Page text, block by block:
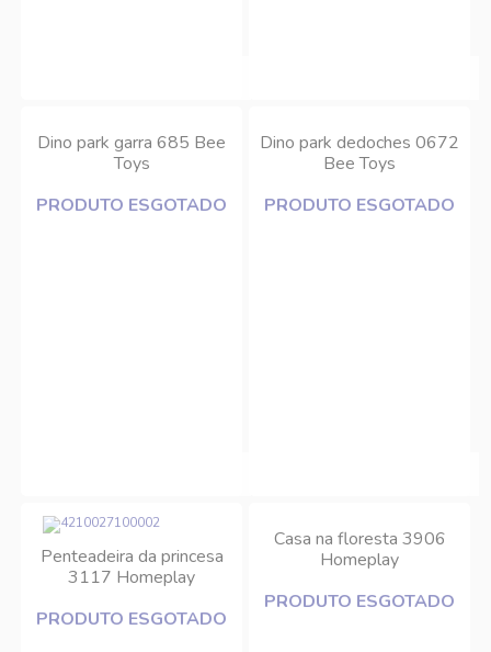
Dino park garra 685 Bee
Toys
PRODUTO ESGOTADO
Dino park dedoches 0672
Bee Toys
PRODUTO ESGOTADO
Penteadeira da princesa
3117 Homeplay
PRODUTO ESGOTADO
Casa na floresta 3906
Homeplay
PRODUTO ESGOTADO